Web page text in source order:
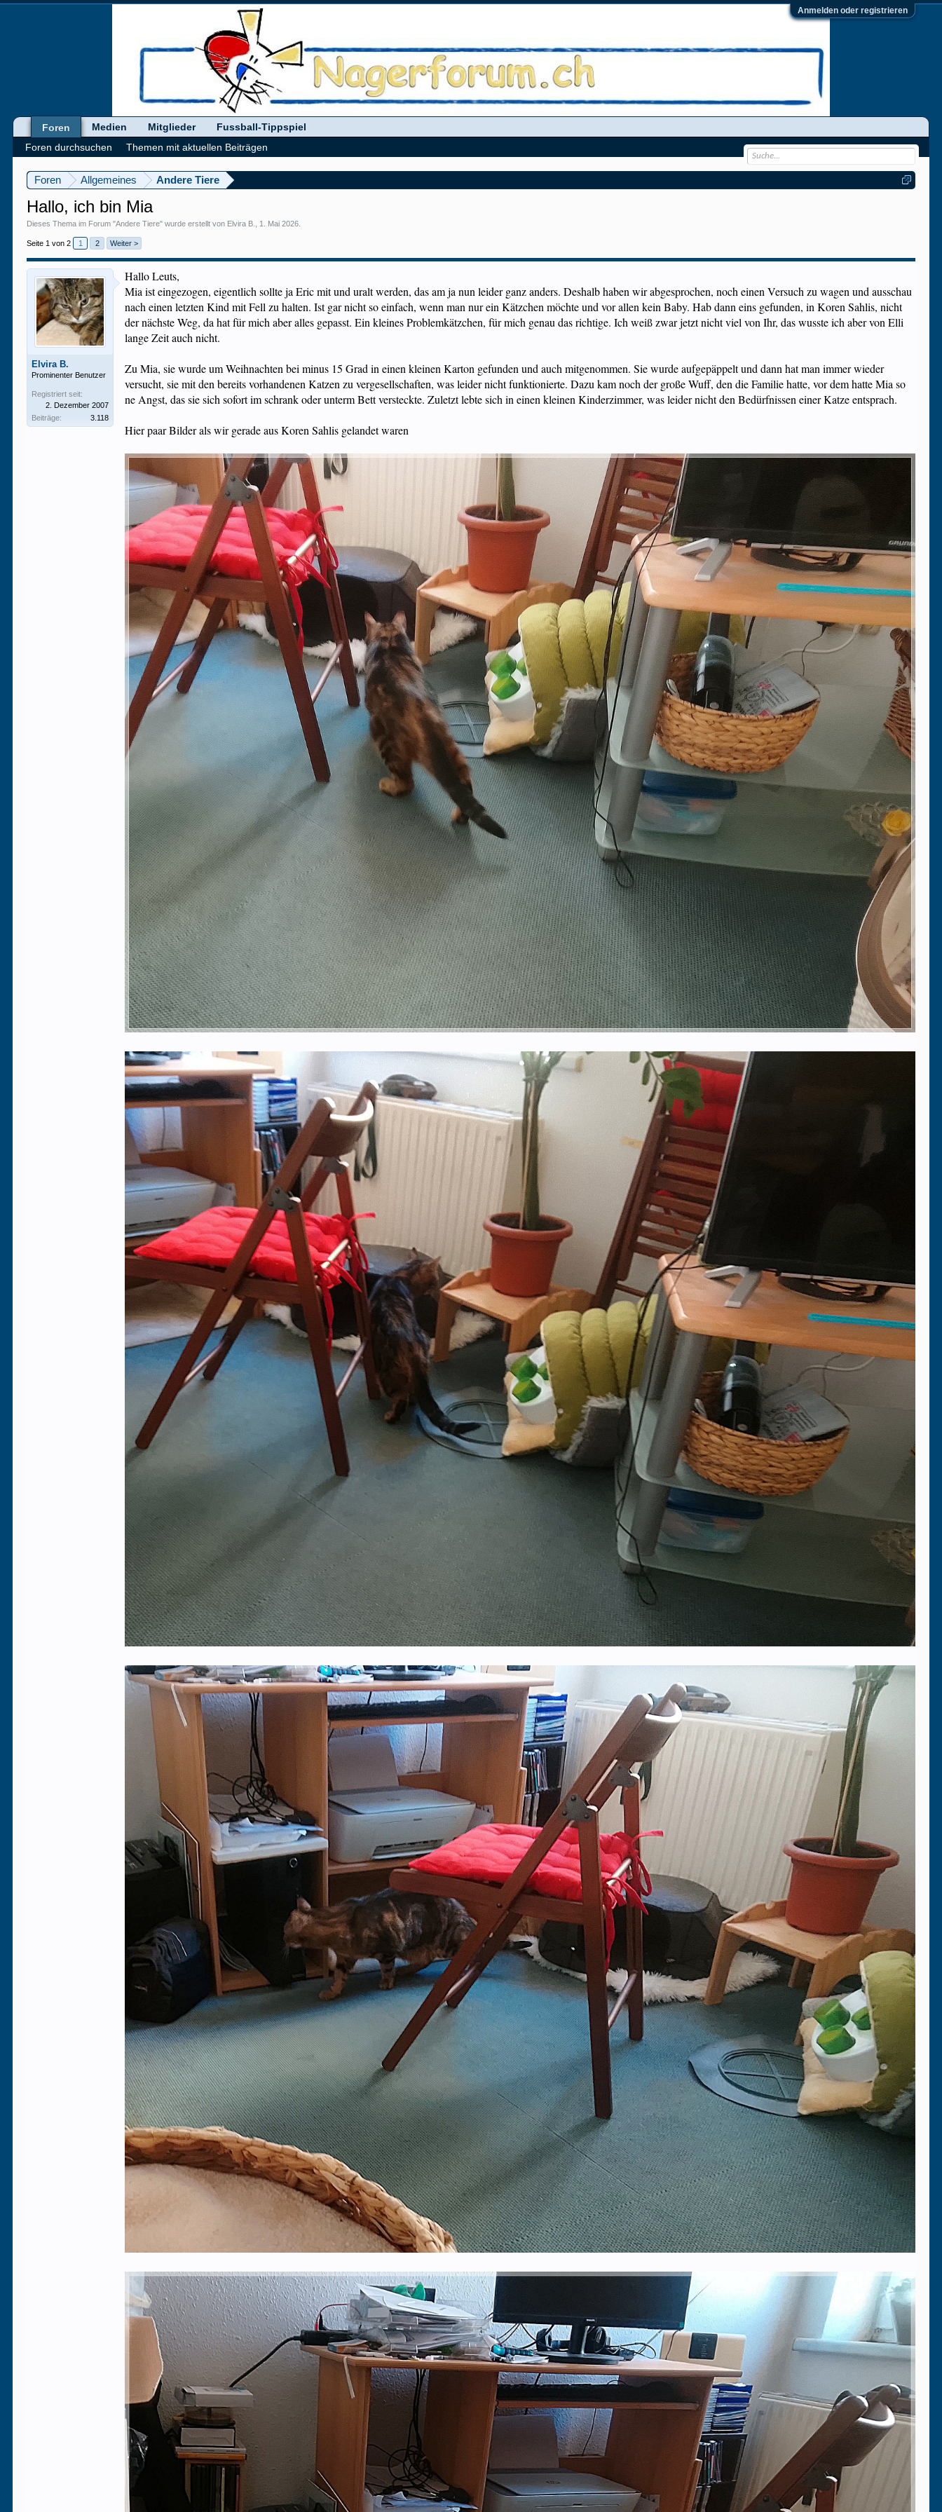
Anmelden oder registrieren
Foren Allgemeines Andere Tiere
Hallo, ich bin Mia
Dieses Thema im Forum "Andere Tiere" wurde erstellt von Elvira B. 1. Mai 2026
Seite 1 von 2 1 2 Weiter >
Elvira B.
Prominenter Benutzer
Registriert seit:
2. Dezember 2007
Beiträge:
3.118
Hallo Leuts,
Mia ist eingezogen, eigentlich sollte ja Eric mit und uralt werden, das am ja nun leider ganz anders. Deshalb haben wir abgesprochen, noch einen Versuch zu wagen und ausschau
nach einen letzten Kind mit Fell zu halten. Ist gar nicht so einfach, wenn man nur ein Kätzchen möchte und vor allen kein Baby. Hab dann eins gefunden, in Koren Sahlis, nicht
der nächste Weg, da hat für mich aber alles gepasst. Ein kleines Problemkätzchen, für mich genau das richtige. Ich weiß zwar jetzt nicht viel von Ihr, das wusste ich aber von Elli
lange Zeit auch nicht.
Zu Mia, sie wurde um Weihnachten bei minus 15 Grad in einen kleinen Karton gefunden und auch mitgenommen. Sie wurde aufgepäppelt und dann hat man immer wieder
versucht, sie mit den bereits vorhandenen Katzen zu vergesellschaften, was leider nicht funktionierte. Dazu kam noch der große Wuff, den die Familie hatte, vor dem hatte Mia so
ne Angst, das sie sich sofort im schrank oder unterm Bett versteckte. Zuletzt lebte sich in einen kleinen Kinderzimmer, was leider nicht den Bedürfnissen einer Katze entsprach.
Hier paar Bilder als wir gerade aus Koren Sahlis gelandet waren
Foren
Foren durchsuchen
Themen mit aktuellen Beiträgen
Medien Mitglieder Fussball-Tippspiel